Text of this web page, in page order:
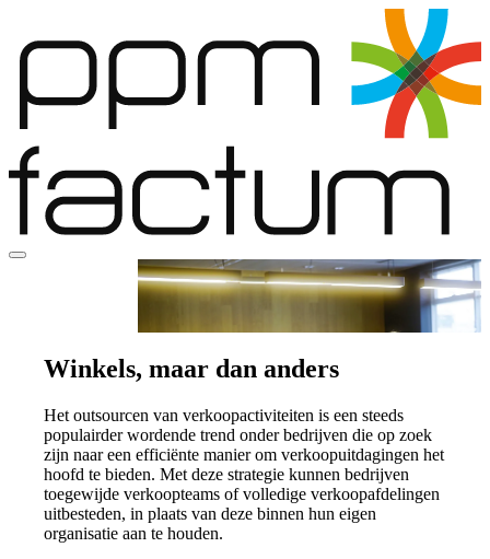
Winkels, maar dan anders
Het outsourcen van verkoopactiviteiten is een steeds
populairder wordende trend onder bedrijven die op zoek
zijn naar een efficiënte manier om verkoopuitdagingen het
hoofd te bieden. Met deze strategie kunnen bedrijven
toegewijde verkoopteams of volledige verkoopafdelingen
uitbesteden, in plaats van deze binnen hun eigen
organisatie aan te houden.